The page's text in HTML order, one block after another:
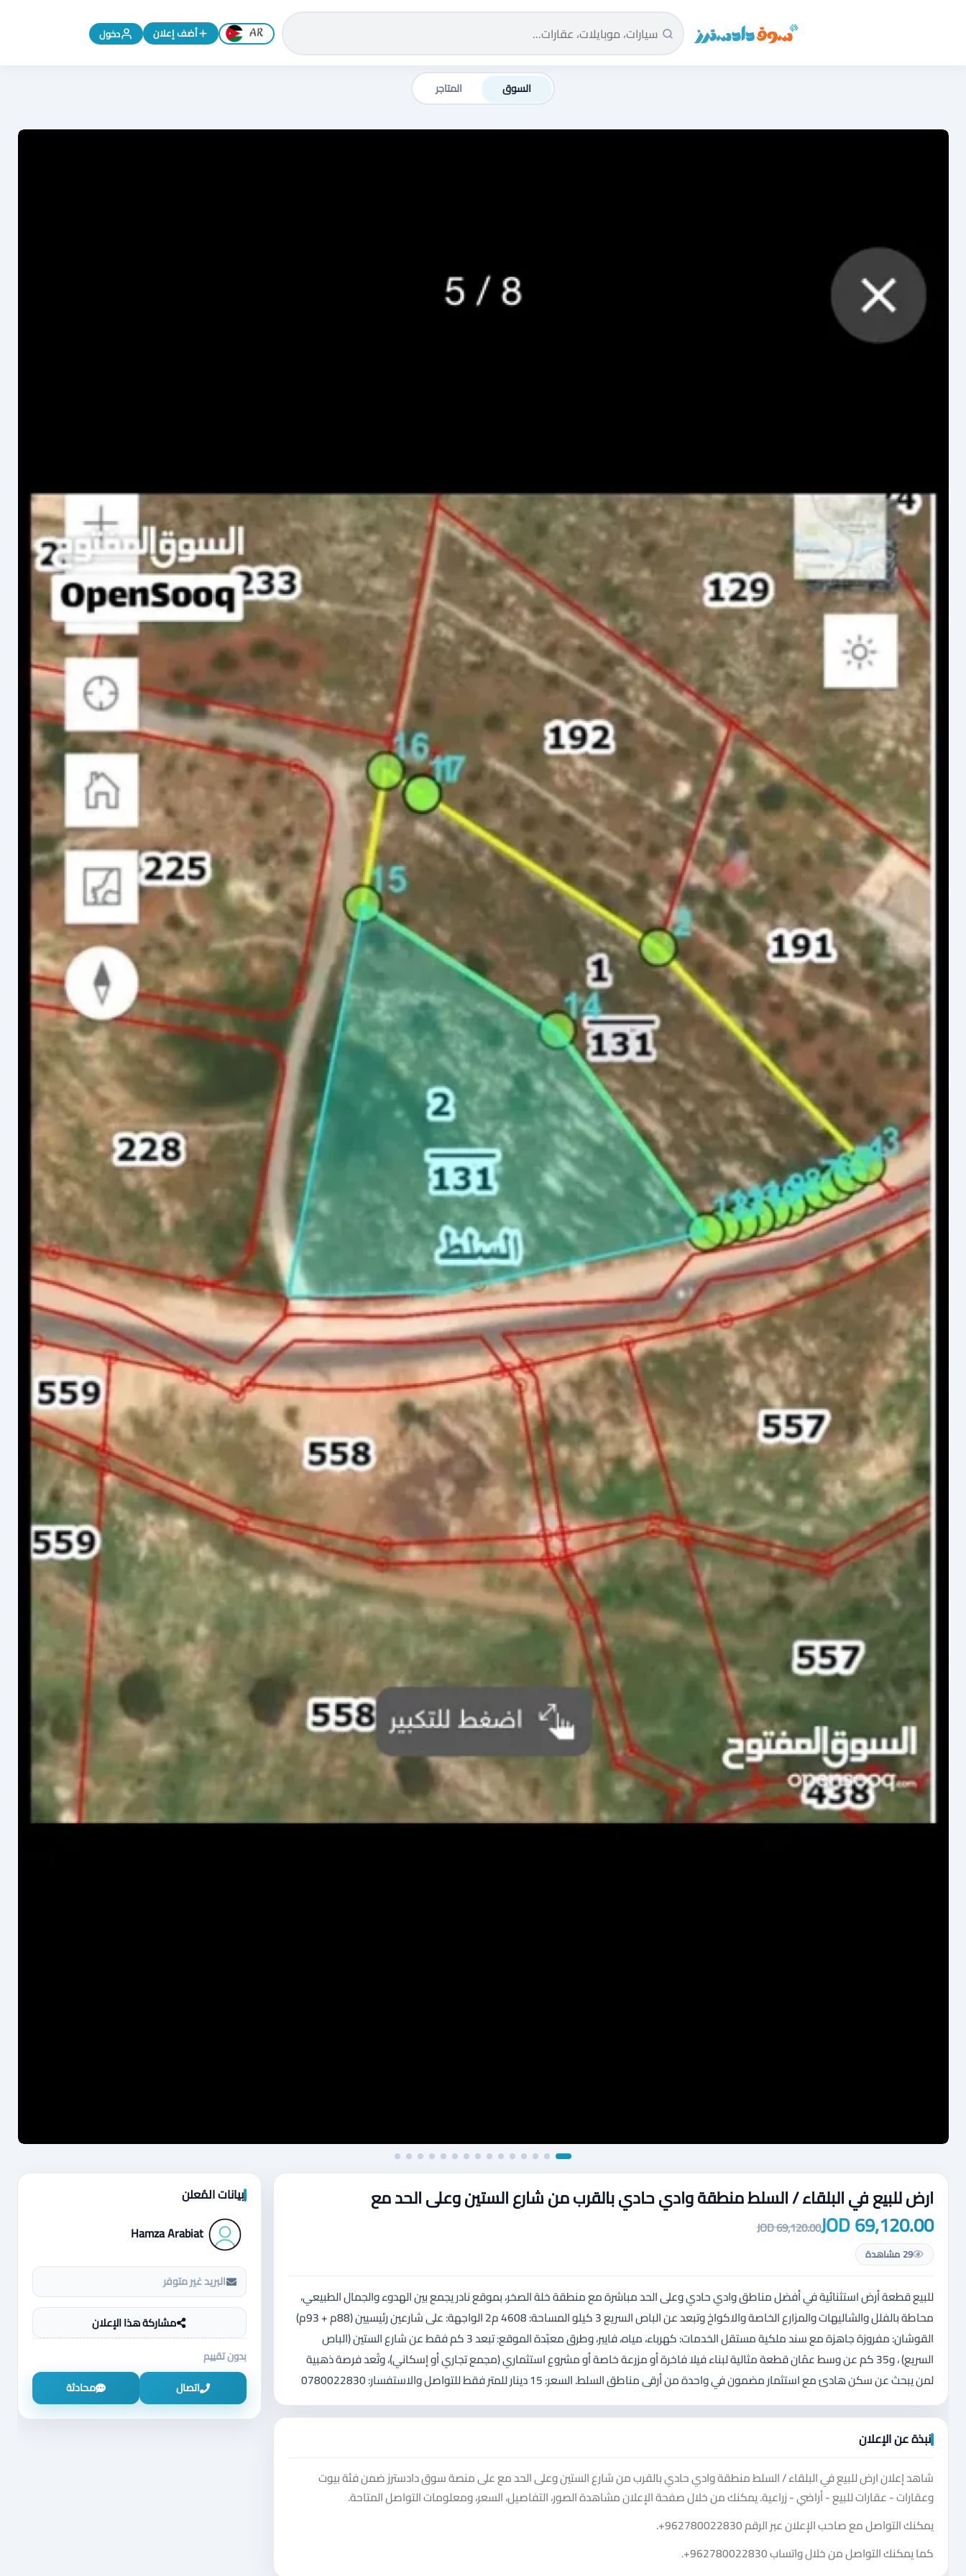
سوق دادسترز الرئيسية تغيير اللغة إلى الإنجليزية
أضف إعلان دخول
السوق المتاجر
ارض للبيع في البلقاء / السلط منطقة وادي حادي بالقرب من شارع الستين وعلى الحد مع
69,120.00 JOD
69,120.00 JOD
29 مشاهدة
للبيع قطعة أرض استثنائية في أفضل مناطق وادي حادي وعلى الحد مباشرة مع منطقة خلة الصخر، بموقع نادر يجمع بين الهدوء والجمال الطبيعي،
محاطة بالفلل والشاليهات والمزارع الخاصة والاكواخ وتبعد عن الباص السريع 3 كيلو المساحة: 4608 م2 الواجهة: على شارعين رئيسيين (88م + 93م)
القوشان: مفروزة جاهزة مع سند ملكية مستقل الخدمات: كهرباء، مياه، فايبر، وطرق معبّدة الموقع: تبعد 3 كم فقط عن شارع الستين (الباص
السريع) ، و35 كم عن وسط عمّان قطعة مثالية لبناء فيلا فاخرة أو مزرعة خاصة أو مشروع استثماري (مجمع تجاري أو إسكاني)، وتُعد فرصة ذهبية
لمن يبحث عن سكن هادئ مع استثمار مضمون في واحدة من أرقى مناطق السلط. السعر: 15 دينار للمتر فقط للتواصل والاستفسار: 0780022830
نبذة عن الإعلان
شاهد إعلان ارض للبيع في البلقاء / السلط منطقة وادي حادي بالقرب من شارع الستين وعلى الحد مع على منصة سوق دادسترز ضمن فئة بيوت
وعقارات - عقارات للبيع - أراضي - زراعية. يمكنك من خلال صفحة الإعلان مشاهدة الصور، التفاصيل، السعر، ومعلومات التواصل المتاحة.
يمكنك التواصل مع صاحب الإعلان عبر الرقم+962780022830
.
كما يمكنك التواصل من خلال واتساب+962780022830
.
بيانات المُعلن
Hamza Arabiat
البريد غير متوفر
مشاركة هذا الإعلان
بدون تقييم
اتصال
محادثة